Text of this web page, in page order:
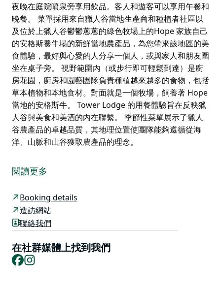
夜晚在庭院噴泉旁享用飲品。客人和遊客可以享用午餐和
晚餐。 菜單採用來自獵人谷當地生產商和種植者社區以
及位於上獵人谷鬱鬱蔥蔥的綠色牧場上的Hope 家族自己
的安格斯養牛場的新鮮當地農產品，為您帶來該地區的美
食體驗，最好與心愛的人分享一個人，或與家人和朋友圍
坐在桌子旁。 視野範圍內（或步行即可輕鬆到達）是廚
房花園，廚房和園藝團隊負責種植越來越多的食物，包括
草本植物和本地食材。對面就是一個牧場，飼養著 Hope
當地的安格斯牛。 Tower Lodge 的用餐體驗旨在反映獵
人谷與美食和美酒的內在聯繫。 季節性菜單展示了獵人
谷農產品的卓越品質，其地理位置使團隊能夠遵循從海
洋、山脈和山谷獲取農產品的理念。
懶地盤旋，是您享受輕鬆而精緻的點菜用餐體驗的場所。
您可以在毗鄰休息室的壁爐旁享用飲品，或在溫暖的夏日
晚餐。
菜單採用來自獵人谷當地生產商和種植者社區以及位於上
獵人谷鬱鬱蔥蔥的綠色牧場上的Hope 家族自己的安格斯
養牛場的新鮮當地農產品，為您帶來該地區的美食體驗，
最好與心愛的人分享一個人，或與家人和朋友圍坐在桌子
閱讀更多
Booking details
造訪網站
聯絡我們
在社群媒體上找到我們
Facebook